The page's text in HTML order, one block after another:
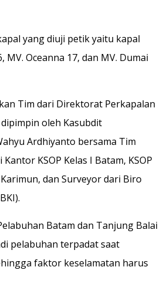
yang diuji petik yaitu kapal
MV. Oceanna 17, dan MV. Dumai
Tim dari Direktorat Perkapalan
oleh Kasubdit
Ardhiyanto bersama Tim
KSOP Kelas I Batam, KSOP
dan Surveyor dari Biro
Batam dan Tanjung Balai
pelabuhan terpadat saat
faktor keselamatan harus